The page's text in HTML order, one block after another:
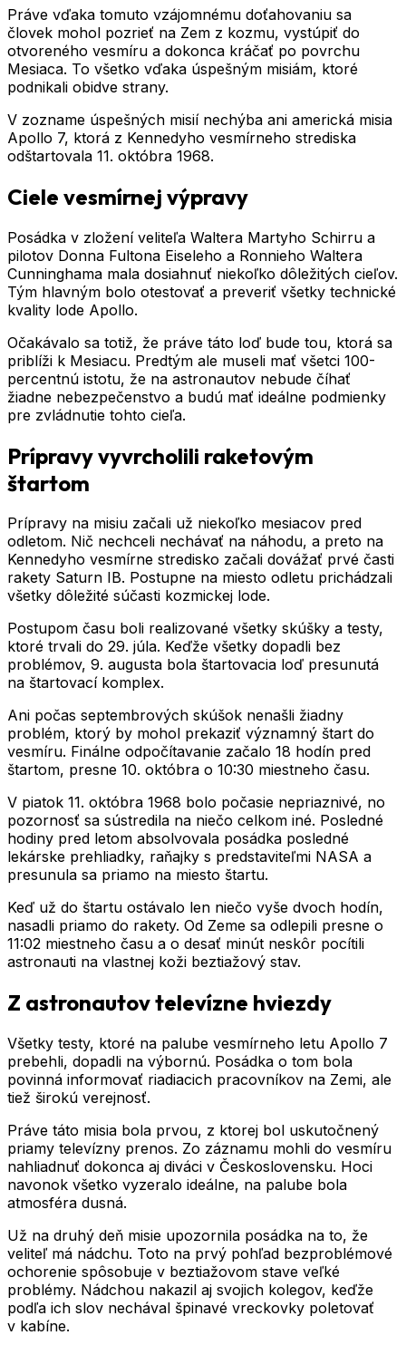
Práve vďaka tomuto vzájomnému doťahovaniu sa
človek mohol pozrieť na Zem z kozmu, vystúpiť do
otvoreného vesmíru a dokonca kráčať po povrchu
Mesiaca. To všetko vďaka úspešným misiám, ktoré
podnikali obidve strany.
V zozname úspešných misií nechýba ani americká misia
Apollo 7, ktorá z Ke­nnedyho vesmírneho strediska
odštartovala 11. októbra 1968.
Ciele vesmírnej výpravy
Posádka v zložení veliteľa Waltera Martyho Schirru a
pilotov Donna Fultona Eiseleho a Ronnieho Waltera
Cunninghama mala dosiahnuť niekoľko dôležitých cieľov.
Tým hlavným bolo otestovať a preveriť všetky technické
kvality lode Apo­llo.
Očakávalo sa totiž, že práve táto loď bude tou, ktorá sa
priblíži k Mesiacu. Predtým ale museli mať všetci 100-
percentnú istotu, že na astronautov nebude číhať
žiadne nebezpečenstvo a budú mať ideálne podmienky
pre zvládnutie tohto cieľa.
Prípravy vyvrcholili raketovým
štartom
Prípravy na misiu začali už niekoľko mesiacov pred
odletom. Nič nechceli nechávať na náhodu, a preto na
Kennedyho vesmírne stredisko začali dovážať prvé časti
rakety Saturn IB. Postupne na miesto odletu prichádzali
všetky dôležité súčasti kozmickej lode.
Postupom času boli realizované všetky skúšky a testy,
ktoré trvali do 29. júla. Keďže všetky dopadli bez
problémov, 9. augusta bola štartovacia loď presunutá
na štartovací komplex.
Ani počas septembrových skúšok nenašli žiadny
problém, ktorý by mohol prekaziť významný štart do
vesmíru. Finálne odpočítavanie začalo 18 hodín pred
štartom, presne 10. októbra o 10:30 miestneho času.
V piatok 11. októbra 1968 bolo počasie nepriaznivé, no
pozornosť sa sústredila na niečo celkom iné. Posledné
hodiny pred letom absolvovala posádka posledné
lekárske prehliadky, raňajky s predstaviteľmi NASA a
presunula sa priamo na miesto štartu.
Keď už do štartu ostávalo len niečo vyše dvoch hodín,
nasadli priamo do rakety. Od Zeme sa odlepili presne o
11:02 miestneho času a o desať minút neskôr pocítili
astronauti na vlastnej koži beztiažový stav.
Z astronautov televízne hviezdy
Všetky testy, ktoré na palube vesmírneho letu Apollo 7
prebehli, dopadli na výbornú. Posádka o tom bola
povinná informovať riadiacich pracovníkov na Zemi, ale
tiež širokú verejnosť.
Práve táto misia bola prvou, z ktorej bol uskutočnený
priamy televízny prenos. Zo záznamu mohli do vesmíru
nahliadnuť dokonca aj diváci v Československu. Hoci
navonok všetko vyzeralo ideálne, na palube bola
atmosféra dusná.
Už na druhý deň misie upozornila posádka na to, že
veliteľ má nádchu. Toto na prvý pohľad bezproblémové
ochorenie spôsobuje v beztiažovom stave veľké
problémy. Nádchou nakazil aj svojich kolegov, keďže
podľa ich slov nechával špinavé vreckovky poletovať
v kabíne.